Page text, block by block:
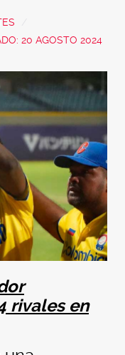
20 AGOSTO 2024
rivales en